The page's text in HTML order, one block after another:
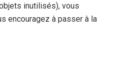
inutilisés), vous
encouragez à passer à la